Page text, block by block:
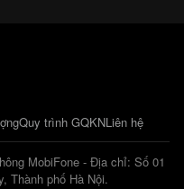
Quy trình GQKNLiên hệ
MobiFone - Địa chỉ: Số 01
Thành phố Hà Nội.